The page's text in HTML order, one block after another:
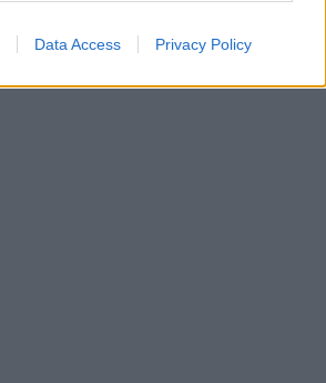
Data Access Privacy Policy